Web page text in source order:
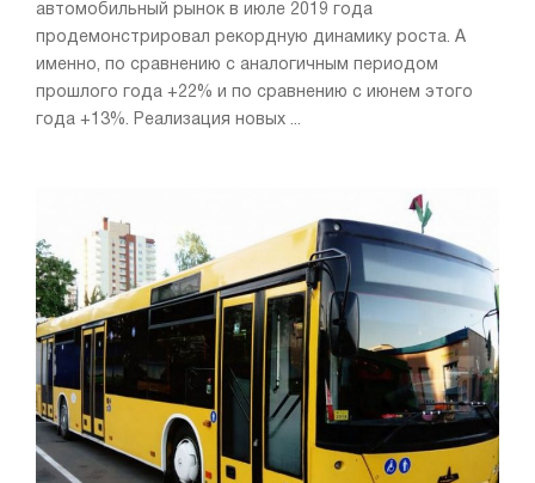
автомобильный рынок в июле 2019 года
продемонстрировал рекордную динамику роста. А
именно, по сравнению с аналогичным периодом
прошлого года +22% и по сравнению с июнем этого
года +13%. Реализация новых ...